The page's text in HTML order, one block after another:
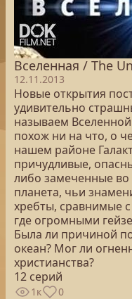
Вселенная / The
12.11.2013
Новые открытия
удивительно
называем
похож ни на что, о
нашем районе
причудливые,
либо замеченные во
планета, чьи
хребты, сравнимые
где огромными
Была ли причиной
океан? Мог ли
христианства?
12 серий
1к 0